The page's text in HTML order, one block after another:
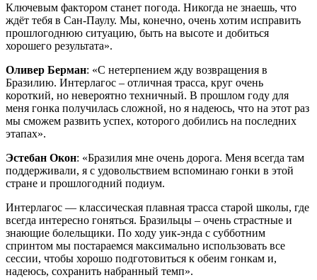
Ключевым фактором станет погода. Никогда не знаешь, что
ждёт тебя в Сан-Паулу. Мы, конечно, очень хотим исправить
прошлогоднюю ситуацию, быть на высоте и добиться
хорошего результата».
Оливер Берман: «С нетерпением жду возвращения в
Бразилию. Интерлагос – отличная трасса, круг очень
короткий, но невероятно техничный. В прошлом году для
меня гонка получилась сложной, но я надеюсь, что на этот раз
мы сможем развить успех, которого добились на последних
этапах».
Эстебан Окон: «Бразилия мне очень дорога. Меня всегда там
поддерживали, я с удовольствием вспоминаю гонки в этой
стране и прошлогодний подиум.
Интерлагос — классическая плавная трасса старой школы, где
всегда интересно гоняться. Бразильцы – очень страстные и
знающие болельщики. По ходу уик-энда с субботним
спринтом мы постараемся максимально использовать все
сессии, чтобы хорошо подготовиться к обеим гонкам и,
надеюсь, сохранить набранный темп».